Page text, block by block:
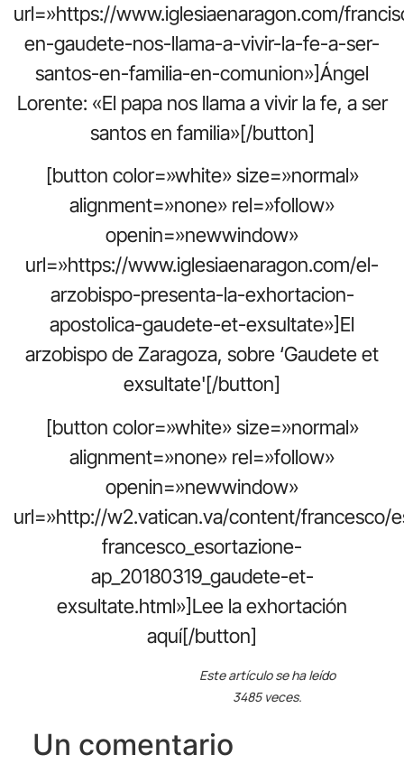
url=»https://www.iglesiaenaragon.com/
en-gaudete-nos-llama-a-vivir-la-fe-a-ser-
santos-en-familia-en-comunion»]Ángel
Lorente: «El papa nos llama a vivir la fe, a ser
santos en familia»[/button]
[button color=»white» size=»normal»
alignment=»none» rel=»follow»
openin=»newwindow»
url=»https://www.iglesiaenaragon.com/el-
arzobispo-presenta-la-exhortacion-
apostolica-gaudete-et-exsultate»]El
arzobispo de Zaragoza, sobre ‘Gaudete et
exsultate'[/button]
[button color=»white» size=»normal»
alignment=»none» rel=»follow»
openin=»newwindow»
url=»http://w2.vatican.va/content/francesco/
francesco_esortazione-
ap_20180319_gaudete-et-
exsultate.html»]Lee la exhortación
aquí[/button]
Este artículo se ha leído
3485 veces.
Un comentario